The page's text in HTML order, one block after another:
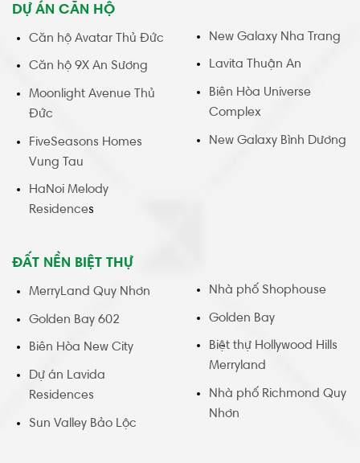
DỰ ÁN CĂN HỘ
Căn hộ Avatar Thủ Đức
Căn hộ 9X An Sương
Moonlight Avenue Thủ
Đức
FiveSeasons Homes
Vung Tau
HaNoi Melody
Residences
New Galaxy Nha Trang
Lavita Thuận An
Biên Hòa Universe
Complex
New Galaxy Bình Dương
ĐẤT NỀN BIỆT THỰ
MerryLand Quy Nhơn
Golden Bay 602
Biên Hòa New City
Dự án Lavida
Residences
Sun Valley Bảo Lộc
Nhà phố Shophouse
Golden Bay
Biệt thự Hollywood Hills
Merryland
Nhà phố Richmond Quy
Nhơn